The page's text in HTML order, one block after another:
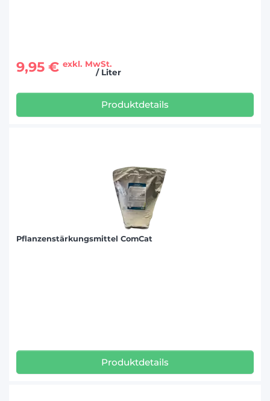
9,95 € exkl. MwSt.
/ Liter
Produktdetails
Pflanzenstärkungsmittel ComCat
Produktdetails